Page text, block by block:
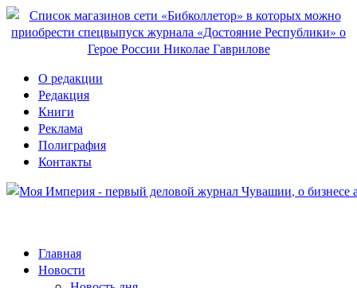
О редакции
Редакция
Книги
Реклама
Полиграфия
Контакты
Главная
Новости